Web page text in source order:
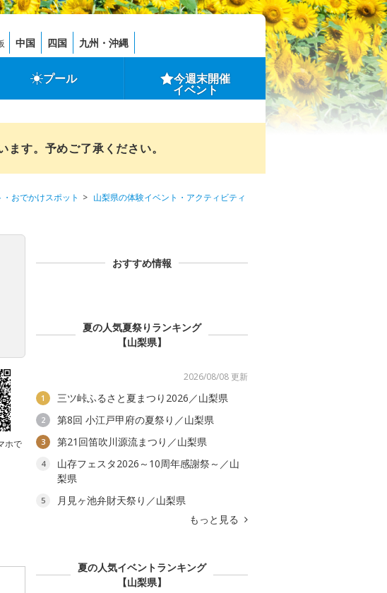
中国 四国 九州・沖縄
プール 今週末開催
イベント
す。予めご了承ください。
おでかけスポット
山梨県の体験イベント・アクティビティ
ホで
おすすめ情報
夏の人気夏祭りランキング
【山梨県】
2026/08/08 更新
1 三ツ峠ふるさと夏まつり2026／山梨県
2 第8回 小江戸甲府の夏祭り／山梨県
3 第21回笛吹川源流まつり／山梨県
4
山存フェスタ2026～10周年感謝祭～／山
梨県
5
月見ヶ池弁財天祭り／山梨県
もっと見る
夏の人気イベントランキング
【山梨県】